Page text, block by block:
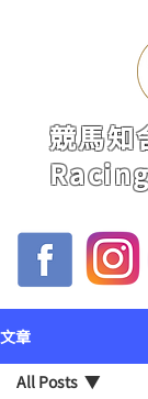
競馬知
文章
All Posts